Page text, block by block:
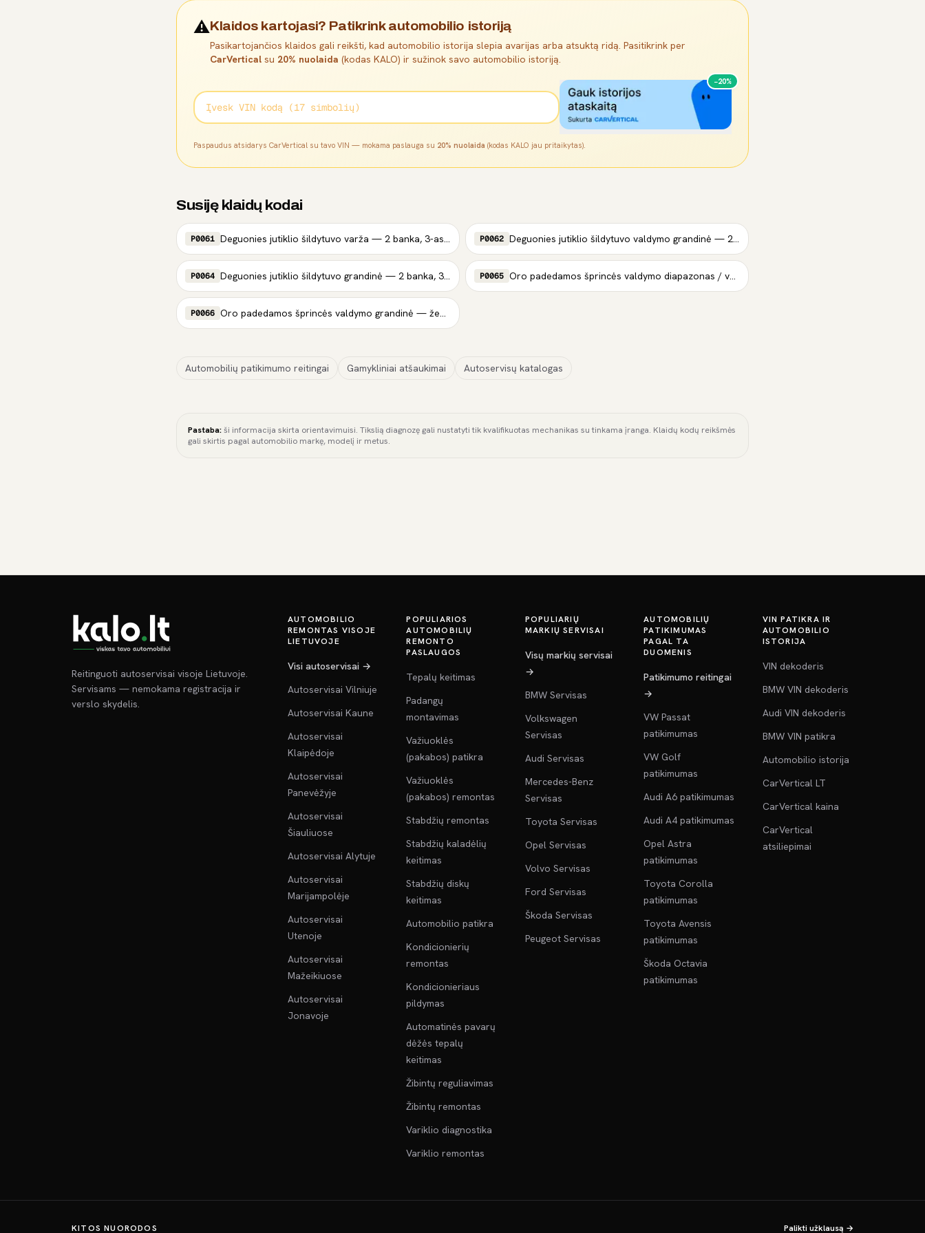
⚠️Klaidos kartojasi? Patikrink automobilio istoriją
Pasikartojančios klaidos gali reikšti, kad automobilio istorija slepia avarijas arba atsuktą ridą. Pasitikrink per
CarVertical su 20% nuolaida (kodas KALO) ir sužinok savo automobilio istoriją.
−20%
Paspaudus atsidarys CarVertical su tavo VIN — mokama paslauga su 20% nuolaida (kodas KALO jau pritaikytas).
Susiję klaidų kodai
P0061 Deguonies jutiklio šildytuvo varža — 2 banka, 3-as jutiklis P0062 Deguonies jutiklio šildytuvo valdymo grandinė — 2 banka, 3-as jutiklis
P0064 Deguonies jutiklio šildytuvo grandinė — 2 banka, 3-as jutiklis (aukšta įtampa) P0065 Oro padedamos šprincės valdymo diapazonas / veikimas
P0066 Oro padedamos šprincės valdymo grandinė — žema įtampa
Automobilių patikimumo reitingai Gamykliniai atšaukimai Autoservisų katalogas
Pastaba:ši informacija skirta orientavimuisi. Tikslią diagnozę gali nustatyti tik kvalifikuotas mechanikas su tinkama įranga. Klaidų kodų reikšmės
gali skirtis pagal automobilio markę, modelį ir metus.
Reitinguoti autoservisai visoje Lietuvoje.
Servisams — nemokama registracija ir
verslo skydelis.
AUTOMOBILIO
REMONTAS VISOJE
LIETUVOJE
Visi autoservisai →
Autoservisai Vilniuje
Autoservisai Kaune
Autoservisai
Klaipėdoje
Autoservisai
Panevėžyje
Autoservisai
Šiauliuose
Autoservisai Alytuje
Autoservisai
Marijampolėje
Autoservisai
Utenoje
Autoservisai
Mažeikiuose
Autoservisai
Jonavoje
POPULIARIOS
AUTOMOBILIŲ
REMONTO
PASLAUGOS
Tepalų keitimas
Padangų
montavimas
Važiuoklės
(pakabos) patikra
Važiuoklės
(pakabos) remontas
Stabdžių remontas
Stabdžių kaladėlių
keitimas
Stabdžių diskų
keitimas
Automobilio patikra
Kondicionierių
remontas
Kondicionieriaus
pildymas
Automatinės pavarų
dėžės tepalų
keitimas
Žibintų reguliavimas
Žibintų remontas
Variklio diagnostika
Variklio remontas
POPULIARIŲ
MARKIŲ SERVISAI
Visų markių servisai
→
BMW Servisas
Volkswagen
Servisas
Audi Servisas
Mercedes-Benz
Servisas
Toyota Servisas
Opel Servisas
Volvo Servisas
Ford Servisas
Škoda Servisas
Peugeot Servisas
AUTOMOBILIŲ
PATIKIMUMAS
PAGAL TA
DUOMENIS
Patikimumo reitingai
→
VW Passat
patikimumas
VW Golf
patikimumas
Audi A6 patikimumas
Audi A4 patikimumas
Opel Astra
patikimumas
Toyota Corolla
patikimumas
Toyota Avensis
patikimumas
Škoda Octavia
patikimumas
VIN PATIKRA IR
AUTOMOBILIO
ISTORIJA
VIN dekoderis
BMW VIN dekoderis
Audi VIN dekoderis
BMW VIN patikra
Automobilio istorija
CarVertical LT
CarVertical kaina
CarVertical
atsiliepimai
KITOS NUORODOS Palikti užklausą →